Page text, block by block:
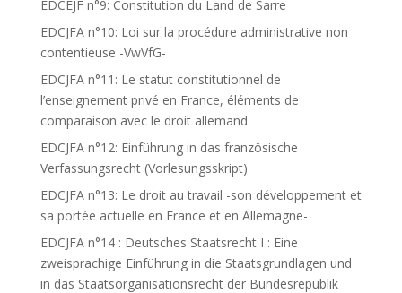
EDCEJF n°9: Constitution du Land de Sarre
EDCJFA n°10: Loi sur la procédure administrative non
contentieuse -VwVfG-
EDCJFA n°11: Le statut constitutionnel de
l’enseignement privé en France, éléments de
comparaison avec le droit allemand
EDCJFA n°12: Einführung in das französische
Verfassungsrecht (Vorlesungsskript)
EDCJFA n°13: Le droit au travail -son développement et
sa portée actuelle en France et en Allemagne-
EDCJFA n°14 : Deutsches Staatsrecht I : Eine
zweisprachige Einführung in die Staatsgrundlagen und
in das Staatsorganisationsrecht der Bundesrepublik